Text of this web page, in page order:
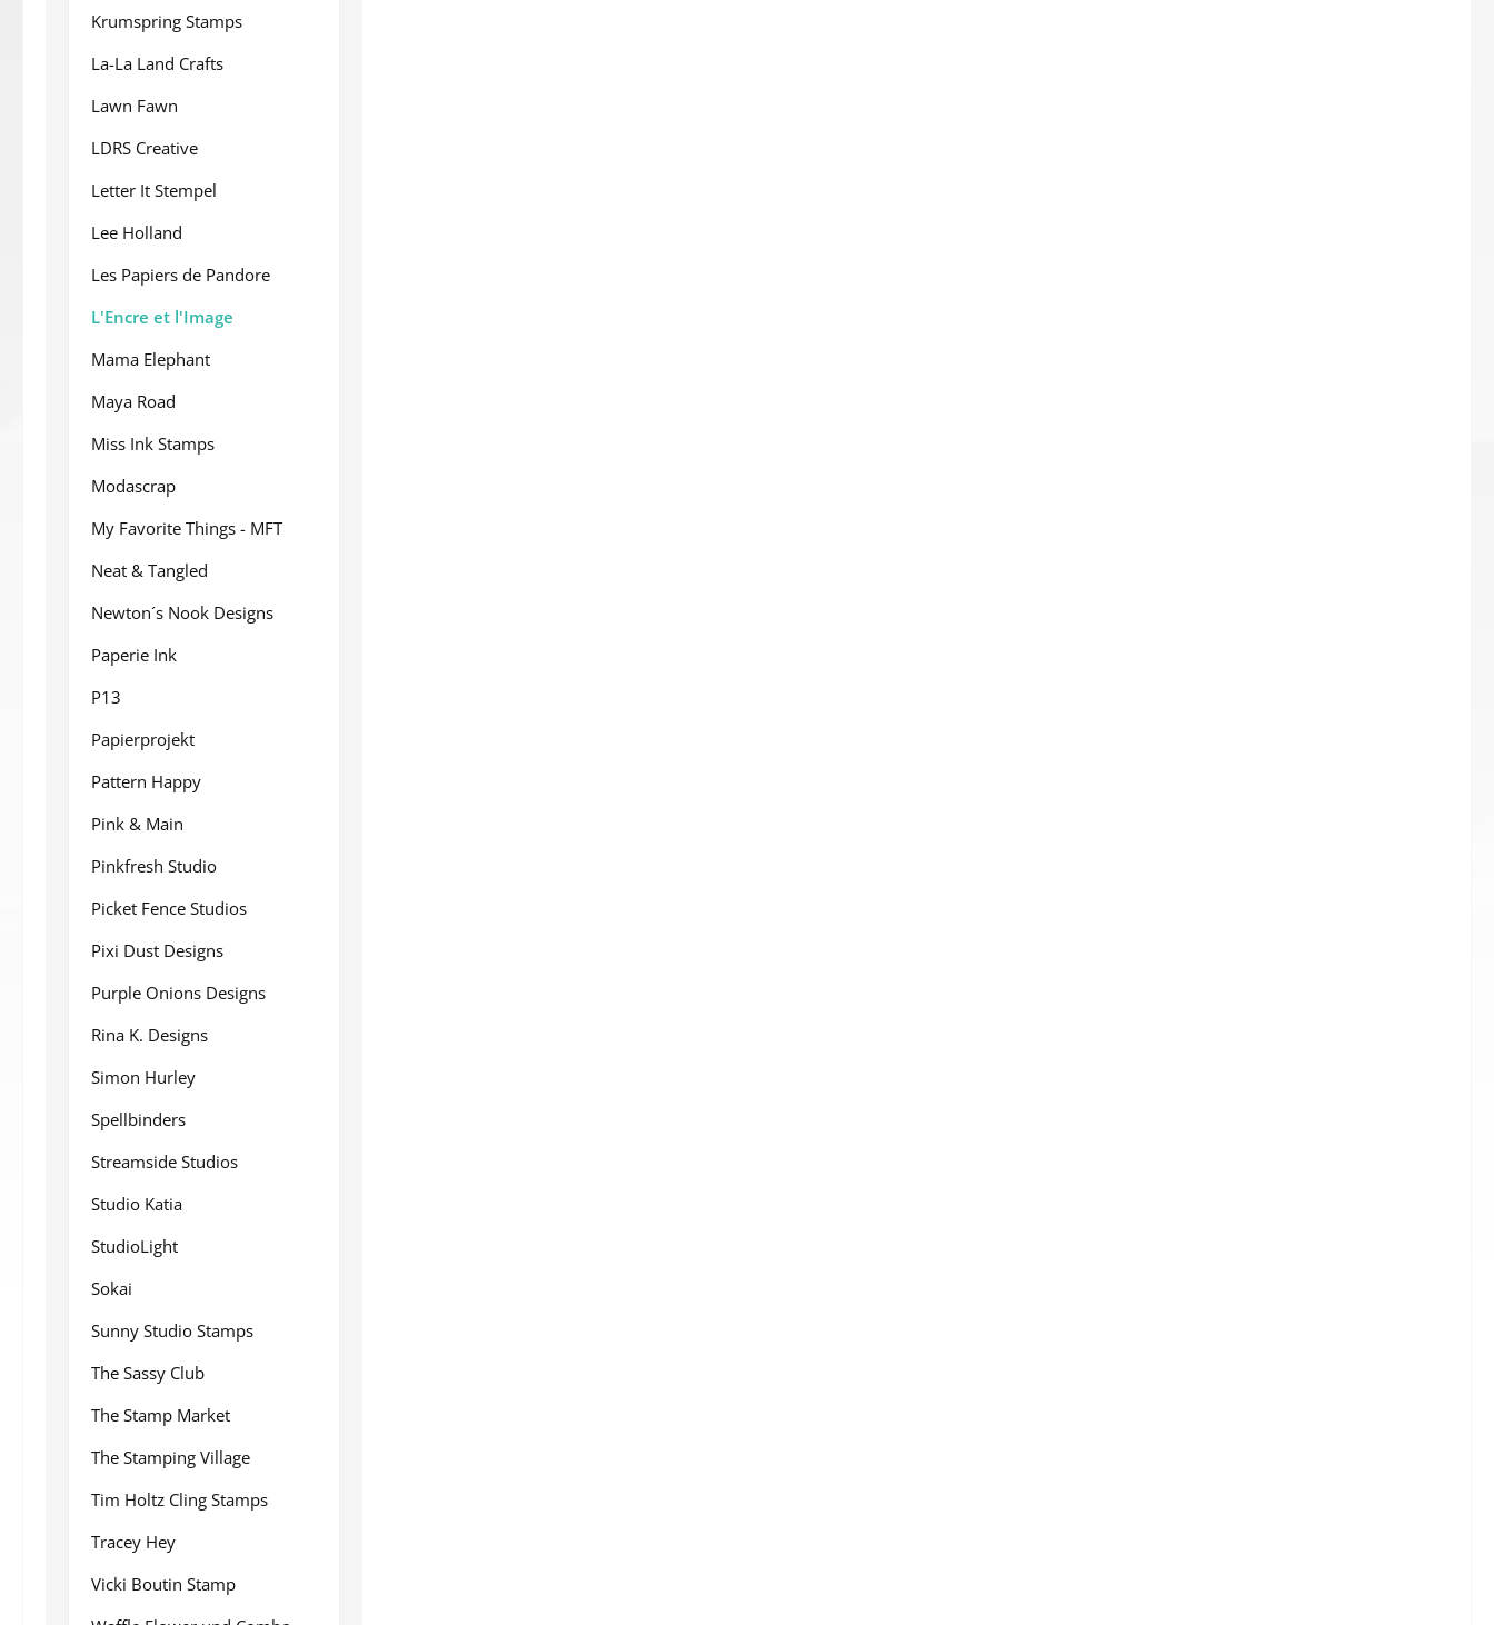
Krumspring Stamps
La-La Land Crafts
Lawn Fawn
LDRS Creative
Letter It Stempel
Lee Holland
Les Papiers de Pandore
L'Encre et l'Image
Mama Elephant
Maya Road
Miss Ink Stamps
Modascrap
My Favorite Things - MFT
Neat & Tangled
Newton´s Nook Designs
Paperie Ink
P13
Papierprojekt
Pattern Happy
Pink & Main
Pinkfresh Studio
Picket Fence Studios
Pixi Dust Designs
Purple Onions Designs
Rina K. Designs
Simon Hurley
Spellbinders
Streamside Studios
Studio Katia
StudioLight
Sokai
Sunny Studio Stamps
The Sassy Club
The Stamp Market
The Stamping Village
Tim Holtz Cling Stamps
Tracey Hey
Vicki Boutin Stamp